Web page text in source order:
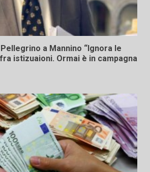
a Mannino “Ignora le
istizuaioni. Ormai è in campagna